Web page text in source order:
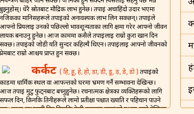
बुझ्नुहोस्। धेरै स्रोतबाट मौद्रिक लाभ हुनेछ। तपाईं अचाहिंदो उदार भएमा
नजिकका मानिसहरूले तपाईंको अनावश्यक लाभ लिन सक्छन्। तपाईंले
आफ्नो प्रियलाई उनको पछिल्लो भावशून्यताका लागि क्षमा गरेर आफ्नो जीवन
लायक बनाउनु हुनेछ। आज काममा कसैले तपाईंलाई राम्रो कुरा खान दिन
सक्छ। तपाईंको जोडी यति सुन्दर कहिल्यै थिएन। तपाईंलाई आफ्नो जीवनको
प्रेमबाट राम्रो आश्चर्य प्राप्त हुन सक्छ।
कर्कट( हि, हू, हे, हो, डा, डी, डू, ड़, डे, डो )तपाईंको
कार्डमा धार्मिक स्थल वा आफन्तको घरमा भ्रमण गर्ने सम्भावना देखिन्छ।
आज तपाईं मुटु फुट्नबाट बच्नुहुनेछ। रचनात्मक क्षेत्रका व्यक्तिहरूको लागि
सफल दिन, किनकि तिनीहरूले लामो प्रतीक्षा पश्चात ख्याति र पहिचान पाउने
छन्। एउटा लाभदायी दिन किनकि केही कुराहरू तपाईंको पक्षमा जाने देखिन्छ